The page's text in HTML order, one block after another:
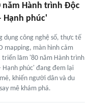
năm Hành trình Độc
Hạnh phúc'
dụng công nghệ số, thực tế
mapping, màn hình cảm
lãm '80 năm Hành trình
Hạnh phúc' đang đem lại
khiến người dân và du
mê khám phá.